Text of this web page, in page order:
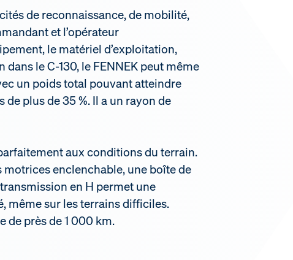
de reconnaissance, de mobilité,
et l’opérateur
le matériel d’exploitation,
le C-130, le FENNEK peut même
un poids total pouvant atteindre
plus de 35 %. Il a un rayon de
aux conditions du terrain.
enclenchable, une boîte de
en H permet une
même sur les terrains difficiles.
de près de 1 000 km.